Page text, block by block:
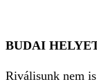
BUDAI
Riválisunk nem